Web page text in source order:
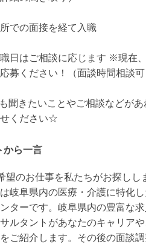
所での面接を経て入職
日はご相談に応じます ※現在
募ください！（面談時間相談
聞きたいことやご相談などがあ
ください☆
から一言
望のお仕事を私たちがお探しし
岐阜県内の医療・介護に特化
ターです。岐阜県内の豊富な
ルタントがあなたのキャリア
ご紹介します。その後の面談